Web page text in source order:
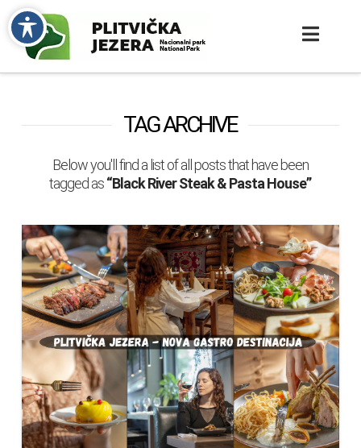
TAG ARCHIVE
Below you'll find a list of all posts that have been
tagged as“Black River Steak & Pasta House”